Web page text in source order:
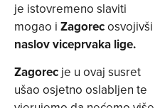
je istovremeno slaviti
mogao i Zagorecosvojivši
naslov viceprvaka lige.
Zagorec je u ovaj susret
ušao osjetno oslabljen te